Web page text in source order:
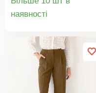
прикраса саду. Стійкий
Ідеальний подарунок.
наявності